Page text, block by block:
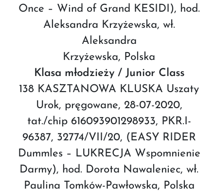
Once – Wind of Grand KESIDI), hod.
Aleksandra Krzyżewska, wł.
Aleksandra
Krzyżewska, Polska
Klasa młodzieży / Junior Class
138 KASZTANOWA KLUSKA Uszaty
Urok, pręgowane, 28-07-2020,
tat./chip 616093901298933, PKR.I-
96387, 32774/VII/20, (EASY RIDER
Dummles – LUKRECJA Wspomnienie
Darmy), hod. Dorota Nawaleniec, wł.
Paulina Tomków-Pawłowska, Polska